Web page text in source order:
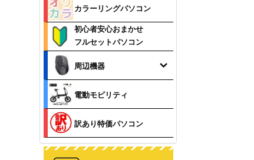
カラーリングパソコン
初心者安心おまかせ
フルセットパソコン
周辺機器
電動モビリティ
訳あり特価パソコン